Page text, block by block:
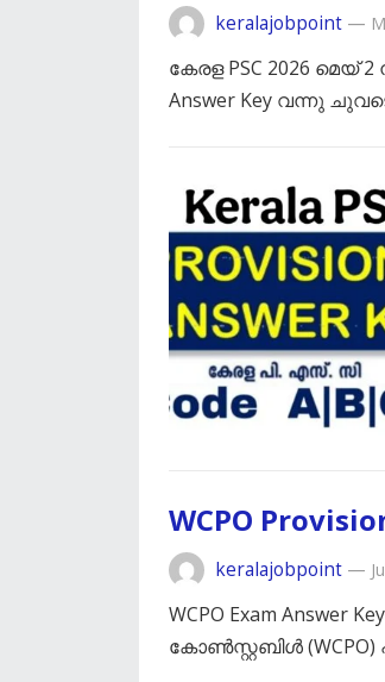
keralajobpoint —
കേരള PSC 2026 മെയ്
Answer Key വന്നു
WCPO
keralajobpoint —
WCPO Exam
കോൺസ്റ്റബിൾ